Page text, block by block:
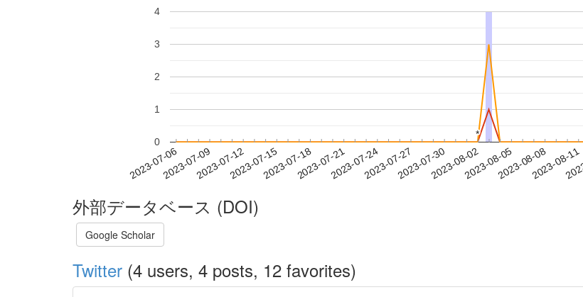
2023-07-062023-07-092023-07-122023-07-152023-07-182023-07-212023-07-242023-07-272023-07-302023-08-022023-08-052023-08-082023-08-11
0
1
2
3
4
*
*
外部データベース (DOI)
Google Scholar
Twitter (4 users, 4 posts, 12 favorites)